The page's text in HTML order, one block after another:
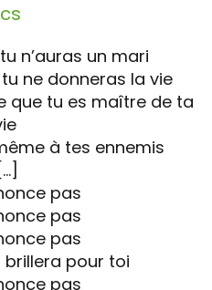
n’auras un mari
ne donneras la vie
que tu es maître de ta
à tes ennemis
[…]
pas
pas
pas
brillera pour toi
pas